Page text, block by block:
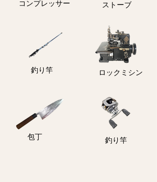
コンプレッサー ストーブ
釣り竿 ロックミシン
包丁 釣り竿